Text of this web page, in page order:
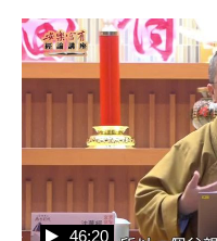
46:20